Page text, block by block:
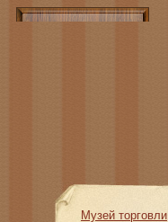
Музей торговли